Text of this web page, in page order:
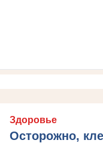
Здоровье
Осторожно,